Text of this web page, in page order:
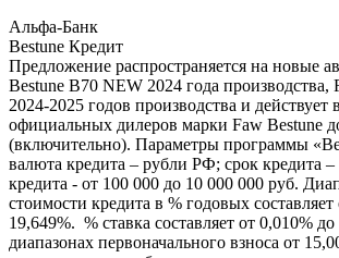
Альфа-Банк
Bestune Кредит
Предложение распространяется на новые
Bestune B70 NEW 2024 года производства,
2024-2025 годов производства и действует
официальных дилеров марки Faw Bestune
(включительно). Параметры программы
валюта кредита – рубли РФ; срок кредита
кредита - от 100 000 до 10 000 000 руб.
стоимости кредита в % годовых
19,649%. % ставка составляет от 0,010%
диапазонах первоначального взноса от